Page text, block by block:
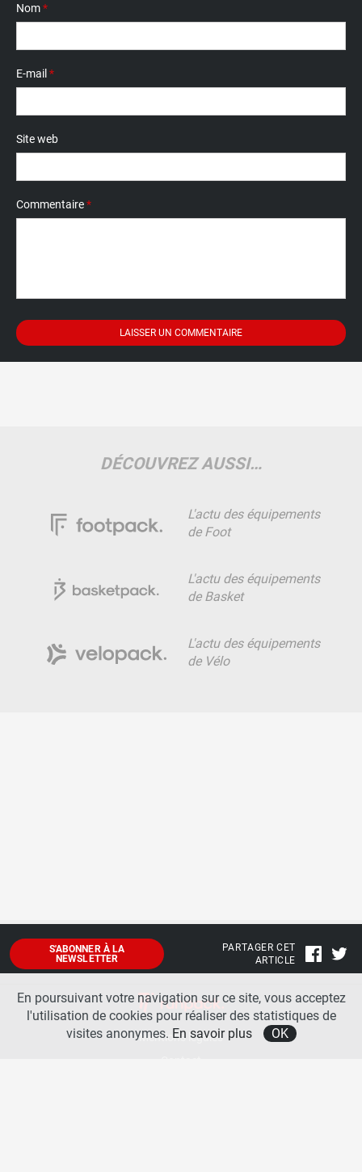
Nom*
E-mail *
Site web
Commentaire*
DÉCOUVREZ AUSSI…
L'actu des équipements
de Foot
L'actu des équipements
de Basket
L'actu des équipements
de Vélo
S'ABONNER À LA
NEWSLETTER
PARTAGER CET
ARTICLE
Mentions légales
En poursuivant votre navigation sur ce site, vous acceptez
l'utilisation de cookies pour réaliser des statistiques de
visites anonymes. En savoir plus OK